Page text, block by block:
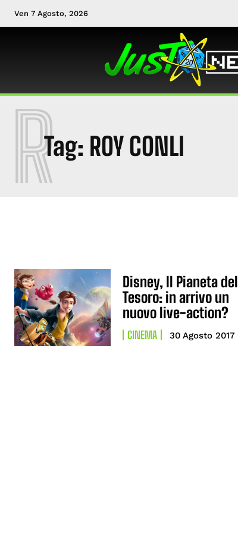
Ven 7 Agosto, 2026
Tag: ROY CONLI
R
Disney, Il Pianeta del
Tesoro: in arrivo un
nuovo live-action?
CINEMA 30 Agosto 2017